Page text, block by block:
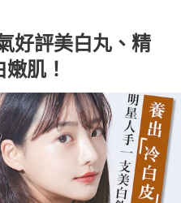
好評美白丸、精
肌！